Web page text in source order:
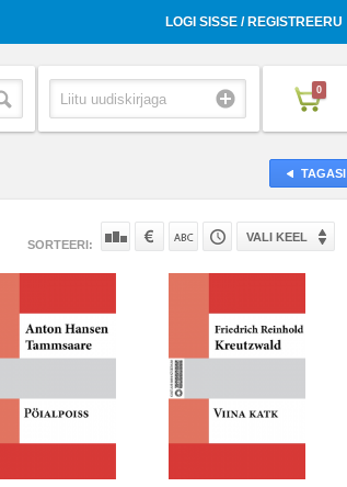
LOGI SISSE / REGISTREERU
0
TAGASI
SORTEERI:
VALI KEEL